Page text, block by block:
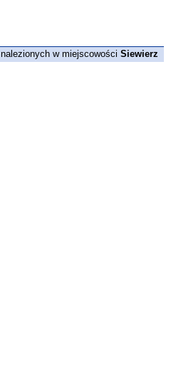
w miejscowości Siewierz